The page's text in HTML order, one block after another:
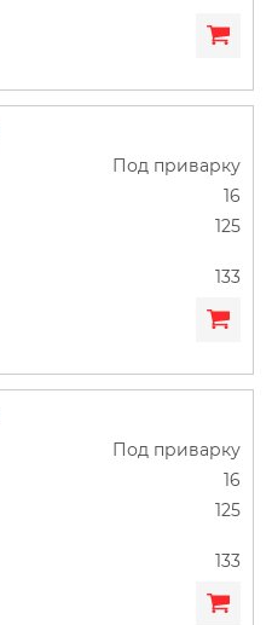
Под приварку
16
125
133
Под приварку
16
125
133